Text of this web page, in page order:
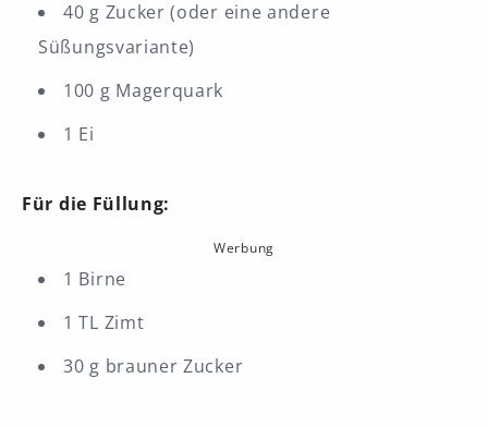
40 g Zucker (oder eine andere
Süßungsvariante)
100 g Magerquark
1 Ei
Für die Füllung:
Werbung
1 Birne
1 TL Zimt
30 g brauner Zucker